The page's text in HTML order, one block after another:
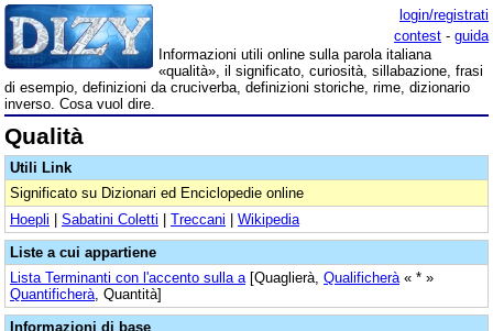
login/registrati
contest - guida
Informazioni utili online sulla parola italiana
«qualità», il significato, curiosità, sillabazione, frasi
di esempio, definizioni da cruciverba, definizioni storiche, rime, dizionario
inverso. Cosa vuol dire.
Qualità
Utili Link
Significato su Dizionari ed Enciclopedie online
Hoepli | Sabatini Coletti | Treccani | Wikipedia
Liste a cui appartiene
Lista Terminanti con l'accento sulla a [Quaglierà, Qualificherà « * »
Quantificherà , Quantità]
Informazioni di base